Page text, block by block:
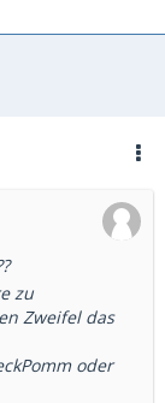
zu
Zweifel das
oder